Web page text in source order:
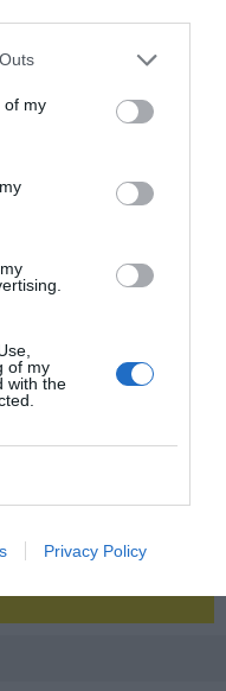
of my
of my
with the
Privacy Policy
a contenidos